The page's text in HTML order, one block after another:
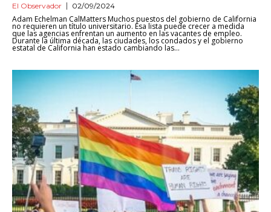
El Observador 02/09/2024
Adam Echelman CalMatters Muchos puestos del gobierno de California
no requieren un título universitario. Esa lista puede crecer a medida
que las agencias enfrentan un aumento en las vacantes de empleo.
Durante la última década, las ciudades, los condados y el gobierno
estatal de California han estado cambiando las...